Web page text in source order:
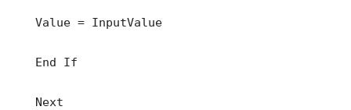
Value = InputValue
End If
Next